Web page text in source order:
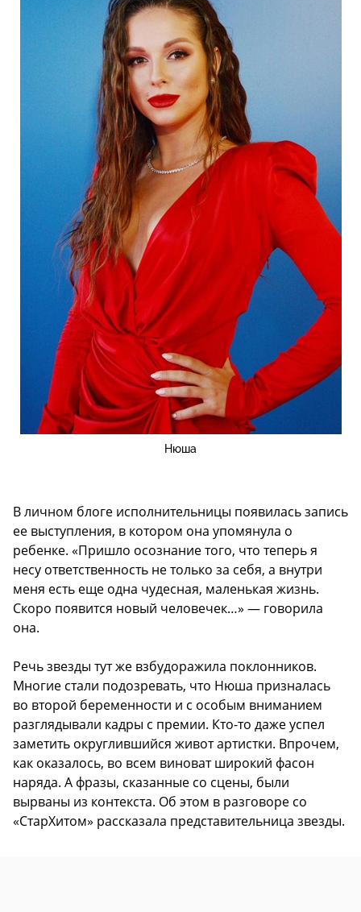
Нюша
В личном блоге исполнительницы появилась запись
ее выступления, в котором она упомянула о
ребенке. «Пришло осознание того, что теперь я
несу ответственность не только за себя, а внутри
меня есть еще одна чудесная, маленькая жизнь.
Скоро появится новый человечек…» — говорила
она.
Речь звезды тут же взбудоражила поклонников.
Многие стали подозревать, что Нюша призналась
во второй беременности и с особым вниманием
разглядывали кадры с премии. Кто-то даже успел
заметить округлившийся живот артистки. Впрочем,
как оказалось, во всем виноват широкий фасон
наряда. А фразы, сказанные со сцены, были
вырваны из контекста. Об этом в разговоре со
«СтарХитом» рассказала представительница звезды.